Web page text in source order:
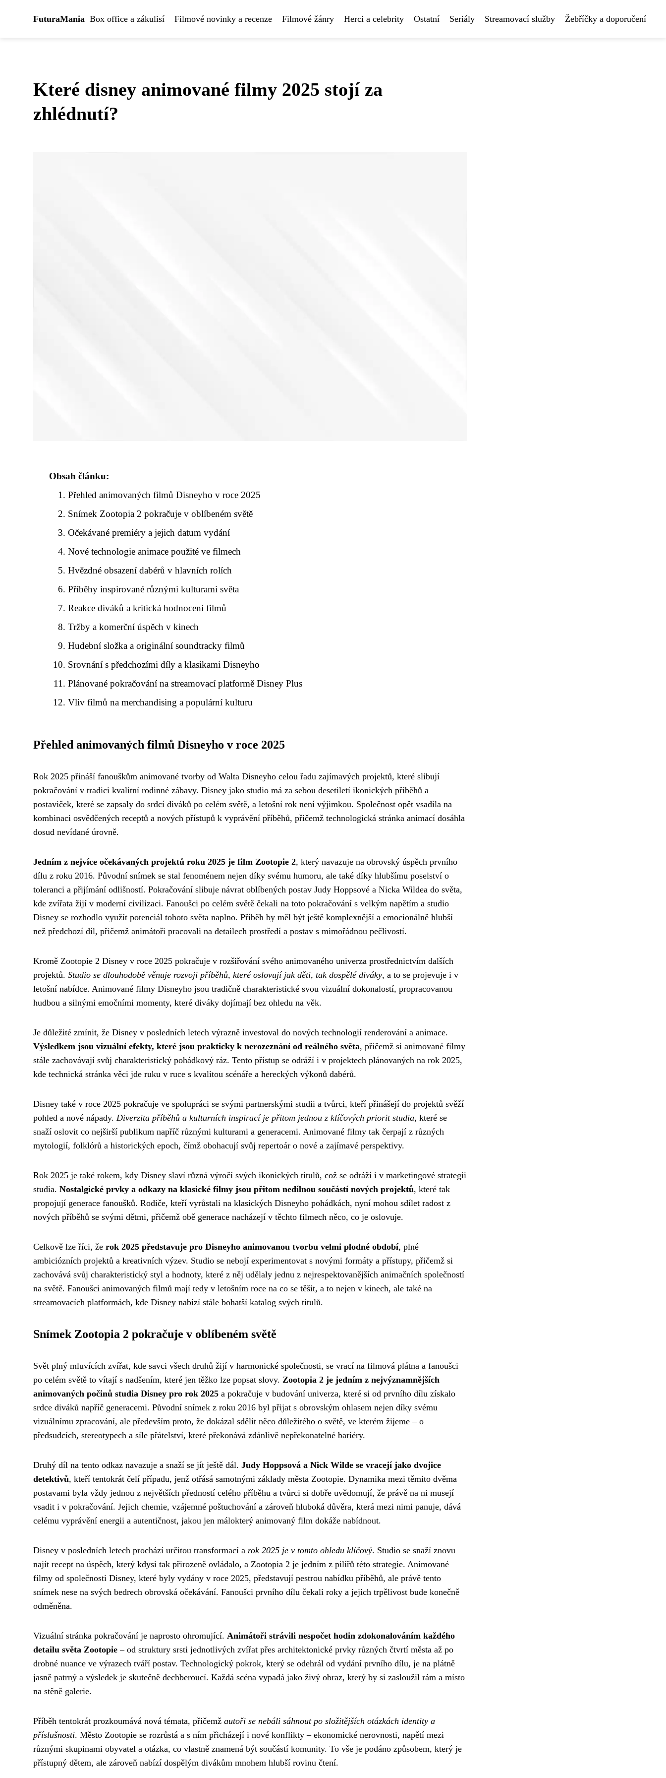
FuturaMania Box office a zákulisí Filmové novinky a recenze Filmové žánry Herci a celebrity Ostatní Seriály Streamovací služby Žebříčky a doporučení
Které disney animované filmy 2025 stojí za
zhlédnutí?
Obsah článku:
Přehled animovaných filmů Disneyho v roce 2025
Snímek Zootopia 2 pokračuje v oblíbeném světě
Očekávané premiéry a jejich datum vydání
Nové technologie animace použité ve filmech
Hvězdné obsazení dabérů v hlavních rolích
Příběhy inspirované různými kulturami světa
Reakce diváků a kritická hodnocení filmů
Tržby a komerční úspěch v kinech
Hudební složka a originální soundtracky filmů
Srovnání s předchozími díly a klasikami Disneyho
Plánované pokračování na streamovací platformě Disney Plus
Vliv filmů na merchandising a populární kulturu
Přehled animovaných filmů Disneyho v roce 2025
Rok 2025 přináší fanouškům animované tvorby od Walta Disneyho celou řadu zajímavých projektů, které slibují
pokračování v tradici kvalitní rodinné zábavy. Disney jako studio má za sebou desetiletí ikonických příběhů a
postaviček, které se zapsaly do srdcí diváků po celém světě, a letošní rok není výjimkou. Společnost opět vsadila na
kombinaci osvědčených receptů a nových přístupů k vyprávění příběhů, přičemž technologická stránka animací dosáhla
dosud nevídané úrovně.
Jedním z nejvíce očekávaných projektů roku 2025 je film Zootopie 2, který navazuje na obrovský úspěch prvního
dílu z roku 2016. Původní snímek se stal fenoménem nejen díky svému humoru, ale také díky hlubšímu poselství o
toleranci a přijímání odlišností. Pokračování slibuje návrat oblíbených postav Judy Hoppsové a Nicka Wildea do světa,
kde zvířata žijí v moderní civilizaci. Fanoušci po celém světě čekali na toto pokračování s velkým napětím a studio
Disney se rozhodlo využít potenciál tohoto světa naplno. Příběh by měl být ještě komplexnější a emocionálně hlubší
než předchozí díl, přičemž animátoři pracovali na detailech prostředí a postav s mimořádnou pečlivostí.
Kromě Zootopie 2 Disney v roce 2025 pokračuje v rozšiřování svého animovaného univerza prostřednictvím dalších
projektů. Studio se dlouhodobě věnuje rozvoji příběhů, které oslovují jak děti, tak dospělé diváky, a to se projevuje i v
letošní nabídce. Animované filmy Disneyho jsou tradičně charakteristické svou vizuální dokonalostí, propracovanou
hudbou a silnými emočními momenty, které diváky dojímají bez ohledu na věk.
Je důležité zmínit, že Disney v posledních letech výrazně investoval do nových technologií renderování a animace.
Výsledkem jsou vizuální efekty, které jsou prakticky k nerozeznání od reálného světa, přičemž si animované filmy
stále zachovávají svůj charakteristický pohádkový ráz. Tento přístup se odráží i v projektech plánovaných na rok 2025,
kde technická stránka věci jde ruku v ruce s kvalitou scénáře a hereckých výkonů dabérů.
Disney také v roce 2025 pokračuje ve spolupráci se svými partnerskými studii a tvůrci, kteří přinášejí do projektů svěží
pohled a nové nápady. Diverzita příběhů a kulturních inspirací je přitom jednou z klíčových priorit studia, které se
snaží oslovit co nejširší publikum napříč různými kulturami a generacemi. Animované filmy tak čerpají z různých
mytologií, folklórů a historických epoch, čímž obohacují svůj repertoár o nové a zajímavé perspektivy.
Rok 2025 je také rokem, kdy Disney slaví různá výročí svých ikonických titulů, což se odráží i v marketingové strategii
studia. Nostalgické prvky a odkazy na klasické filmy jsou přitom nedílnou součástí nových projektů, které tak
propojují generace fanoušků. Rodiče, kteří vyrůstali na klasických Disneyho pohádkách, nyní mohou sdílet radost z
nových příběhů se svými dětmi, přičemž obě generace nacházejí v těchto filmech něco, co je oslovuje.
Celkově lze říci, že rok 2025 představuje pro Disneyho animovanou tvorbu velmi plodné období, plné
ambiciózních projektů a kreativních výzev. Studio se nebojí experimentovat s novými formáty a přístupy, přičemž si
zachovává svůj charakteristický styl a hodnoty, které z něj udělaly jednu z nejrespektovanějších animačních společností
na světě. Fanoušci animovaných filmů mají tedy v letošním roce na co se těšit, a to nejen v kinech, ale také na
streamovacích platformách, kde Disney nabízí stále bohatší katalog svých titulů.
Snímek Zootopia 2 pokračuje v oblíbeném světě
Svět plný mluvících zvířat, kde savci všech druhů žijí v harmonické společnosti, se vrací na filmová plátna a fanoušci
po celém světě to vítají s nadšením, které jen těžko lze popsat slovy. Zootopia 2 je jedním z nejvýznamnějších
animovaných počinů studia Disney pro rok 2025 a pokračuje v budování univerza, které si od prvního dílu získalo
srdce diváků napříč generacemi. Původní snímek z roku 2016 byl přijat s obrovským ohlasem nejen díky svému
vizuálnímu zpracování, ale především proto, že dokázal sdělit něco důležitého o světě, ve kterém žijeme – o
předsudcích, stereotypech a síle přátelství, které překonává zdánlivě nepřekonatelné bariéry.
Druhý díl na tento odkaz navazuje a snaží se jít ještě dál. Judy Hoppsová a Nick Wilde se vracejí jako dvojice
detektivů, kteří tentokrát čelí případu, jenž otřásá samotnými základy města Zootopie. Dynamika mezi těmito dvěma
postavami byla vždy jednou z největších předností celého příběhu a tvůrci si dobře uvědomují, že právě na ni musejí
vsadit i v pokračování. Jejich chemie, vzájemné poštuchování a zároveň hluboká důvěra, která mezi nimi panuje, dává
celému vyprávění energii a autentičnost, jakou jen málokterý animovaný film dokáže nabídnout.
Disney v posledních letech prochází určitou transformací a rok 2025 je v tomto ohledu klíčový. Studio se snaží znovu
najít recept na úspěch, který kdysi tak přirozeně ovládalo, a Zootopia 2 je jedním z pilířů této strategie. Animované
filmy od společnosti Disney, které byly vydány v roce 2025, představují pestrou nabídku příběhů, ale právě tento
snímek nese na svých bedrech obrovská očekávání. Fanoušci prvního dílu čekali roky a jejich trpělivost bude konečně
odměněna.
Vizuální stránka pokračování je naprosto ohromující. Animátoři strávili nespočet hodin zdokonalováním každého
detailu světa Zootopie – od struktury srsti jednotlivých zvířat přes architektonické prvky různých čtvrtí města až po
drobné nuance ve výrazech tváří postav. Technologický pokrok, který se odehrál od vydání prvního dílu, je na plátně
jasně patrný a výsledek je skutečně dechberoucí. Každá scéna vypadá jako živý obraz, který by si zasloužil rám a místo
na stěně galerie.
Příběh tentokrát prozkoumává nová témata, přičemž autoři se nebáli sáhnout po složitějších otázkách identity a
příslušnosti. Město Zootopie se rozrůstá a s ním přicházejí i nové konflikty – ekonomické nerovnosti, napětí mezi
různými skupinami obyvatel a otázka, co vlastně znamená být součástí komunity. To vše je podáno způsobem, který je
přístupný dětem, ale zároveň nabízí dospělým divákům mnohem hlubší rovinu čtení.